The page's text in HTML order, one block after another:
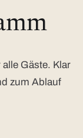
Gäste. Klar
zum Ablauf